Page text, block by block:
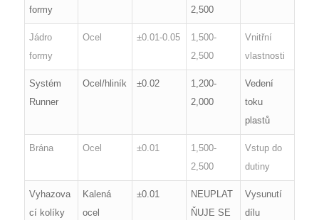
formy
2,500
Jádro
formy
Ocel ±0.01-0.05
1,500-
2,500
Vnitřní
vlastnosti
Systém
Runner
Ocel/hliník ±0.02
1,200-
2,000
Vedení
toku
plastů
Brána Ocel ±0.01
1,500-
2,500
Vstup do
dutiny
Vyhazova
cí kolíky
Kalená
ocel
±0.01
NEUPLAT
ŇUJE SE
Vysunutí
dílu